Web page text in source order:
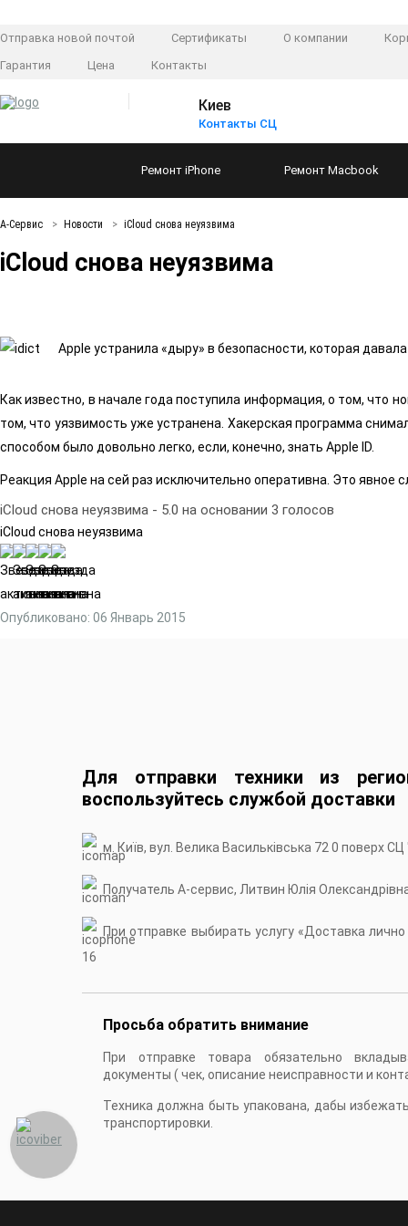
Отправка новой почтой Сертификаты О компании
Гарантия
Цена Контакты
Киев
Контакты СЦ
Ремонт iPhone Ремонт Macbook
А-Сервис Новости iCloud снова неуязвима
iCloud снова неуязвима
Apple устранила «дыру» в безопасности, которая
Как известно, в начале года поступила информация, о том, что
том, что уязвимость уже устранена. Хакерская программа
способом было довольно легко, если, конечно, знать Apple ID.
Реакция Apple на сей раз исключительно оперативна. Это
iCloud снова неуязвима - 5.0 на основании 3 голосов
iCloud снова неуязвима
Опубликовано: 06 Январь 2015
Для отправки техники из
воспользуйтесь службой доставки
м. Київ, вул. Велика Васильківська 72 0 поверх
Получатель А-сервис, Литвин Юлія
При отправке выбирать услугу «Доставка
16
Просьба обратить внимание
При отправке товара обязательно
документы ( чек, описание неисправности и
Техника должна быть упакована, дабы
транспортировки.